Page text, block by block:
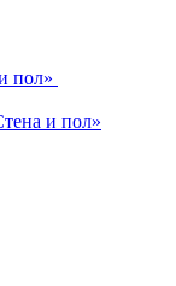
пол»
и пол»